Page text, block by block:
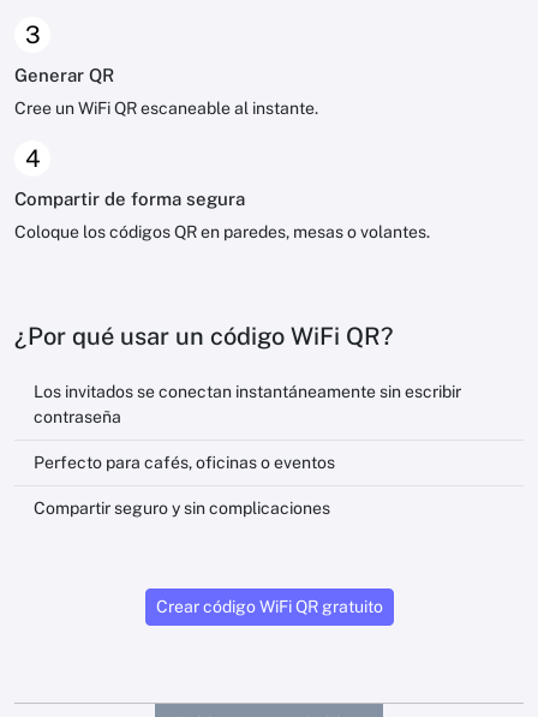
3
Generar QR
Cree un WiFi QR escaneable al instante.
4
Compartir de forma segura
Coloque los códigos QR en paredes, mesas o volantes.
¿Por qué usar un código WiFi QR?
Los invitados se conectan instantáneamente sin escribir
contraseña
Perfecto para cafés, oficinas o eventos
Compartir seguro y sin complicaciones
Crear código WiFi QR gratuito